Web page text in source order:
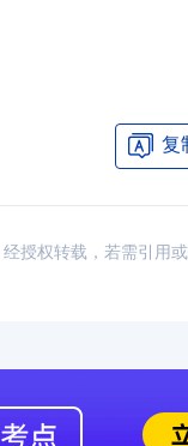
复
授权转载，若需引用